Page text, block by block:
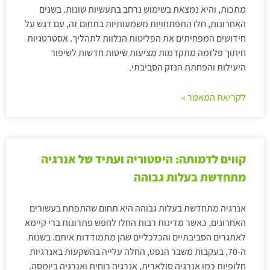
מתכות, והיא נמצאת בשימוש נרחב בתעשיות שונות. בשנים
האחרונות, חלו התפתחויות משמעותיות בתחום זה, עם דגש על
חידושים המפחיתים את הפליטות הנלוות לתהליך. אסטרטגיות
חיתוך פלזמה מתקדמות מציעות שיטות חדשות לשיפור
היעילות והפחתת הנזק הסביבתי.
לקריאת המאמר »
קווים לדמותה: היסטוריה ועתיד של אנרגיה
מתחדשת בעלות גבוהה
אנרגיה מתחדשת בעלות גבוהה היא תחום שהתפתח בעשורים
האחרונים, כאשר מדינות רבות החלו לחפש פתרונות ברי קיימא
לאתגרים הסביבתיים והכלכליים שהן מתמודדות איתם. בשנות
ה-70, בעקבות משבר הנפט, החלה עלייה בהשקעות באנרגיות
חלופיות כמו אנרגיה סולארית, אנרגיה רוחית ואנרגיה ביומסה.